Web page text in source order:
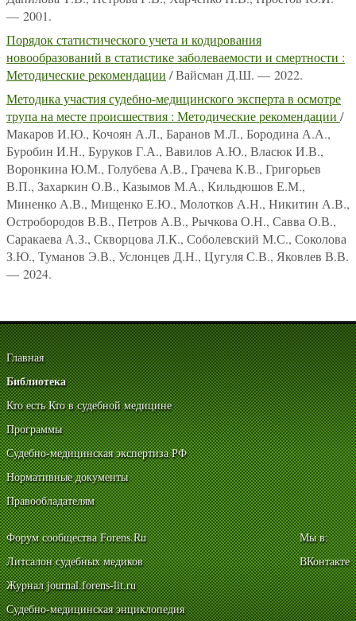
— 2001.
Порядок статистического учета и кодирования
новообразований в статистике заболеваемости и смертности :
Методические рекомендации / Вайсман Д.Ш. — 2022.
Методика участия судебно-медицинского эксперта в осмотре
трупа на месте происшествия : Методические рекомендации /
Макаров И.Ю., Кочоян А.Л., Баранов М.Л., Бородина А.А.,
Буробин И.Н., Буруков Г.А., Вавилов А.Ю., Власюк И.В.,
Воронкина Ю.М., Голубева А.В., Грачева К.В., Григорьев
В.П., Захаркин О.В., Казымов М.А., Кильдюшов Е.М.,
Миненко А.В., Мищенко Е.Ю., Молотков А.Н., Никитин А.В.,
Остробородов В.В., Петров А.В., Рычкова О.Н., Савва О.В.,
Саракаева А.З., Скворцова Л.К., Соболевский М.С., Соколова
З.Ю., Туманов Э.В., Услонцев Д.Н., Цугуля С.В., Яковлев В.В.
— 2024.
Главная
Библиотека
Кто есть Кто в судебной медицине
Программы
Судебно-медицинская экспертиза РФ
Нормативные документы
Правообладателям
Форум сообщества Forens.Ru
Литсалон судебных медиков
Журнал journal.forens-lit.ru
Судебно-медицинская энциклопедия
Мы в:
ВКонтакте